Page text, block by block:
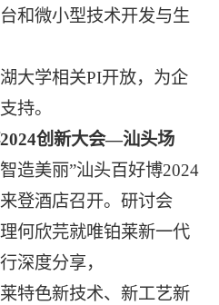
和微小型技术开发与生
大学相关PI开放，为企
持。
创新大会—汕头场
造美丽”汕头百好博2024
登酒店召开。研讨会
何欣芫就唯铂莱新一代
深度分享，
特色新技术、新工艺新